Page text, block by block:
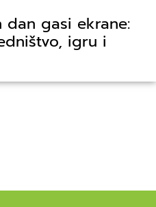
dan gasi ekrane:
igru i